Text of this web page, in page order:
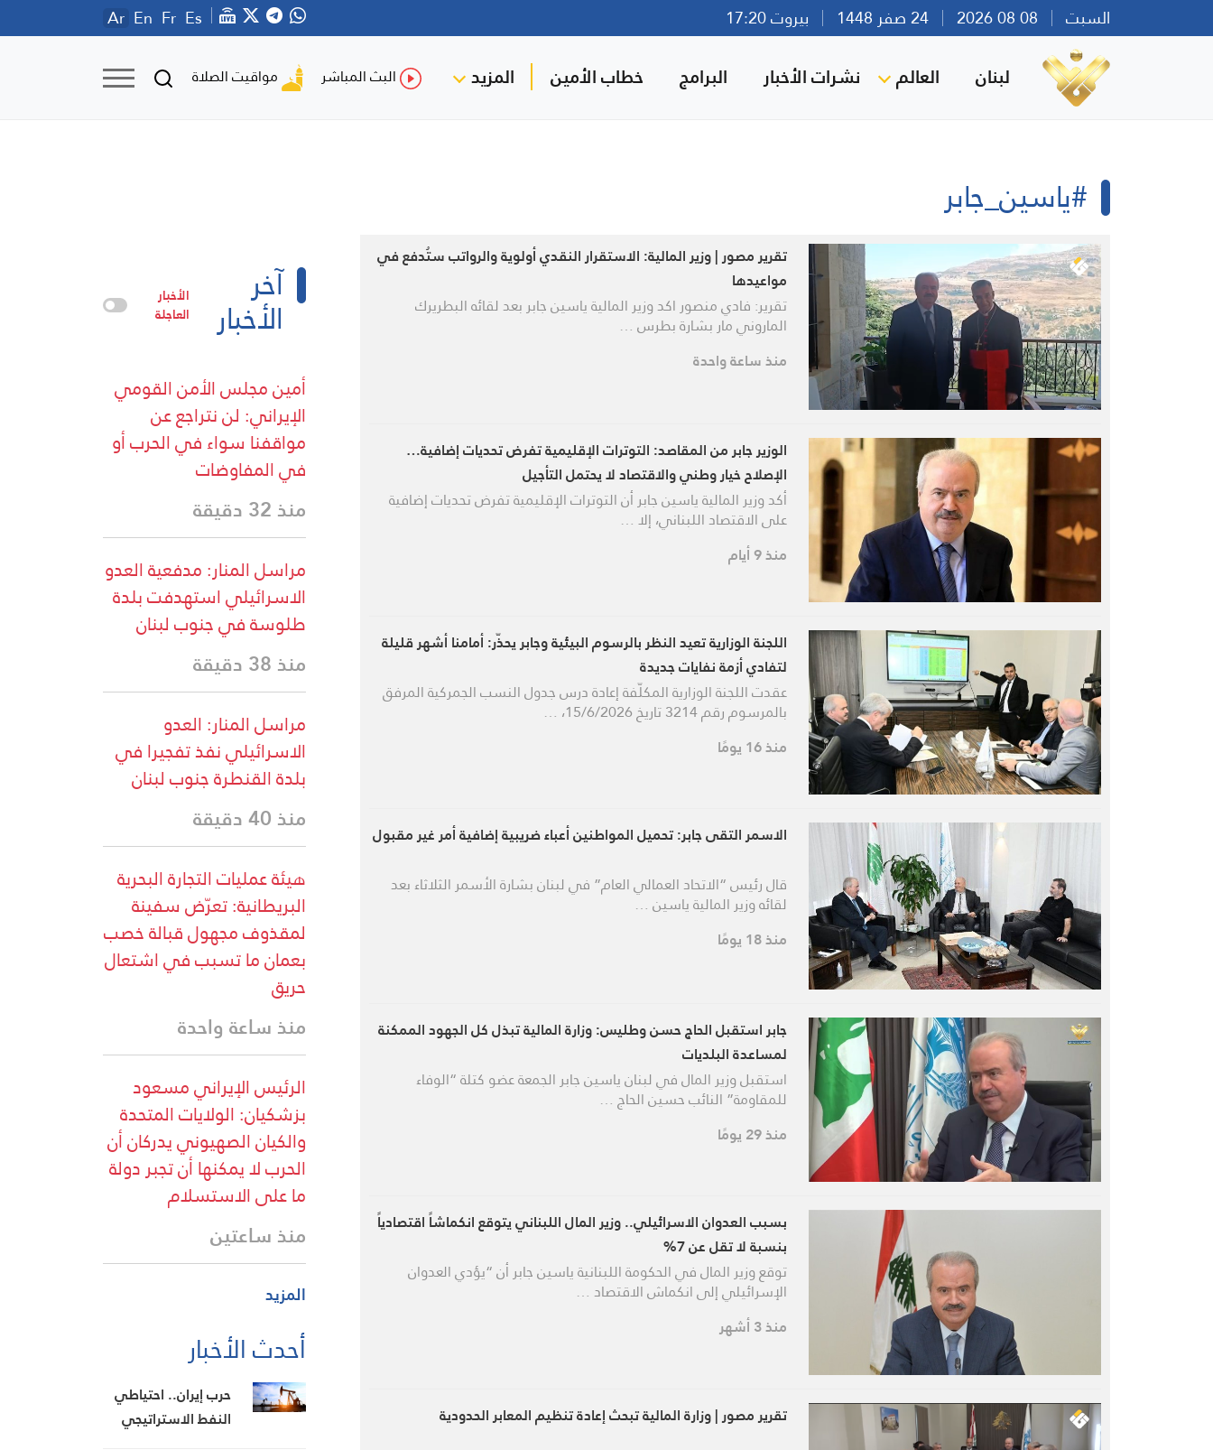
السبت بيروت 17:20 Ar En Fr Es
لبنان العالم نشرات الأخبار البرامج خطاب الأمين المزيد البث المباشر مواقيت الصلاة
#ياسين_جابر
تقرير مصور | وزير المالية: الاستقرار النقدي أولوية والرواتب ستُدفع في
مواعيدها
تقرير: فادي منصور اكد وزير المالية ياسين جابر بعد لقائه البطريرك
الماروني مار بشارة بطرس …
منذ ساعة واحدة
الوزير جابر من المقاصد: التوترات الإقليمية تفرض تحديات إضافية…
الإصلاح خيار وطني والاقتصاد لا يحتمل التأجيل
أكد وزير المالية ياسين جابر أن التوترات الإقليمية تفرض تحديات إضافية
على الاقتصاد اللبناني، إلا …
منذ 9 أيام
اللجنة الوزارية تعيد النظر بالرسوم البيئية وجابر يحذّر: أمامنا أشهر قليلة
لتفادي أزمة نفايات جديدة
عقدت اللجنة الوزارية المكلّفة إعادة درس جدول النسب الجمركية المرفق
بالمرسوم رقم 3214 تاريخ 15/6/2026، …
منذ 16 يومًا
الاسمر التقى جابر: تحميل المواطنين أعباء ضريبية إضافية أمر غير مقبول
قال رئيس “الاتحاد العمالي العام” في لبنان بشارة الأسمر الثلاثاء بعد
لقائه وزير المالية ياسين …
منذ 18 يومًا
جابر استقبل الحاج حسن وطليس: وزارة المالية تبذل كل الجهود الممكنة
لمساعدة البلديات
استقبل وزير المال في لبنان ياسين جابر الجمعة عضو كتلة “الوفاء
للمقاومة” النائب حسين الحاج …
منذ 29 يومًا
بسبب العدوان الاسرائيلي.. وزير المال اللبناني يتوقع انكماشاً اقتصادياً
بنسبة لا تقل عن 7%
توقع وزير المال في الحكومة اللبنانية ياسين جابر أن “يؤدي العدوان
الإسرائيلي إلى انكماش الاقتصاد …
منذ 3 أشهر
تقرير مصور | وزارة المالية تبحث إعادة تنظيم المعابر الحدودية
آخر
الأخبار
الأخبار
العاجلة
أمين مجلس الأمن القومي
الإيراني: لن نتراجع عن
مواقفنا سواء في الحرب أو
في المفاوضات
منذ 32 دقيقة
مراسل المنار: مدفعية العدو
الاسرائيلي استهدفت بلدة
طلوسة في جنوب لبنان
منذ 38 دقيقة
مراسل المنار: العدو
الاسرائيلي نفذ تفجيرا في
بلدة القنطرة جنوب لبنان
منذ 40 دقيقة
هيئة عمليات التجارة البحرية
البريطانية: تعرّض سفينة
لمقذوف مجهول قبالة خصب
بعمان ما تسبب في اشتعال
حريق
منذ ساعة واحدة
الرئيس الإيراني مسعود
بزشكيان: الولايات المتحدة
والكيان الصهيوني يدركان أن
الحرب لا يمكنها أن تجبر دولة
ما على الاستسلام
منذ ساعتين
المزيد
أحدث الأخبار
حرب إيران.. احتياطي
النفط الاستراتيجي